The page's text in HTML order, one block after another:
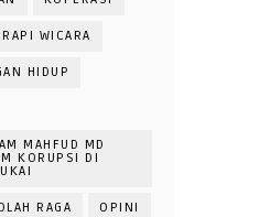
WICARA
HIDUP
MAHFUD MD
KORUPSI DI
RAGA OPINI